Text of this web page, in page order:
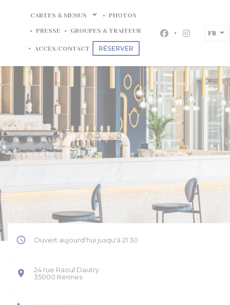
CARTES & MENUS PHOTOS
PRESSE GROUPES & TRAITEUR
ACCÈS/CONTACT RÉSERVER
Facebook FR
Ouvert aujourd'hui jusqu'à 21:30
24 rue Raoul Dautry
35000 Rennes((ouvre une nouvelle fenêtre))